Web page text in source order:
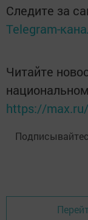
Следите за
Telegram-
Читайте
https://